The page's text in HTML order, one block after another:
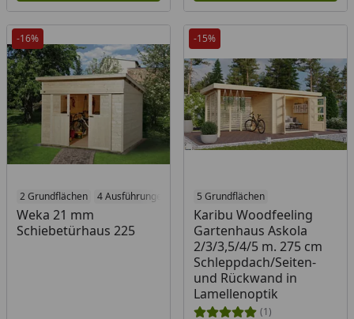
-16%
2 Grundflächen 4 Ausführungen
Weka 21 mm
Schiebetürhaus 225
-15%
5 Grundflächen
Karibu Woodfeeling
Gartenhaus Askola
2/3/3,5/4/5 m. 275 cm
Schleppdach/Seiten-
und Rückwand in
Lamellenoptik
(1)